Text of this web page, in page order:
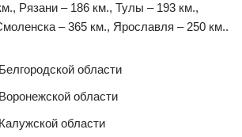
Рязани – 186 км., Тулы – 193 км.,
– 365 км., Ярославля – 250 км..
области
области
области